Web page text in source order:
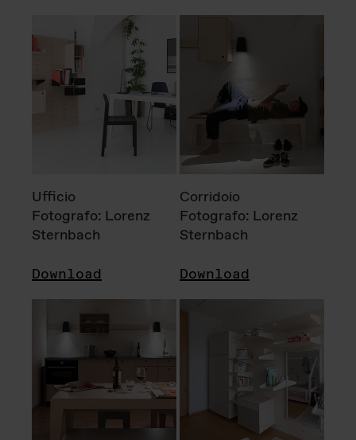
Ufficio
Fotografo: Lorenz
Sternbach
Download
Corridoio
Fotografo: Lorenz
Sternbach
Download